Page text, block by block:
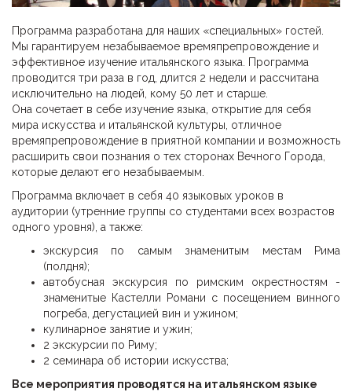
Программа разработана для наших «специальных» гостей.
Мы гарантируем незабываемое времяпрепровождение и
эффективное изучение итальянского языка. Программа
проводится три раза в год, длится 2 недели и рассчитана
исключительно на людей, кому 50 лет и старше.
Она сочетает в себе изучение языка, открытие для себя
мира искусства и итальянской культуры, отличное
времяпрепровождение в приятной компании и возможность
расширить свои познания о тех сторонах Вечного Города,
которые делают его незабываемым.
Программа включает в себя 40 языковых уроков в
аудитории (утренние группы со студентами всех возрастов
одного уровня), а также:
экскурсия по самым знаменитым местам Рима
(полдня);
автобусная экскурсия по римским окрестностям -
знаменитые Кастелли Романи с посещением винного
погреба, дегустацией вин и ужином;
кулинарное занятие и ужин;
2 экскурсии по Риму;
2 семинара об истории искусства;
Все мероприятия проводятся на итальянском языке